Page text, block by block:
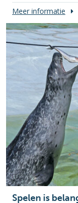
Meer informatie
Spelen is